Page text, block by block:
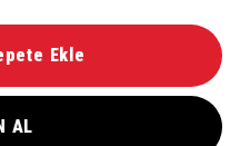
Ekle
AL